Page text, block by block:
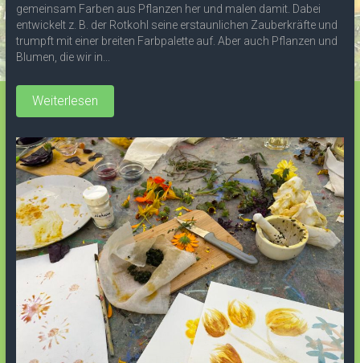
gemeinsam Farben aus Pflanzen her und malen damit. Dabei
entwickelt z. B. der Rotkohl seine erstaunlichen Zauberkräfte und
trumpft mit einer breiten Farbpalette auf. Aber auch Pflanzen und
Blumen, die wir in...
Weiterlesen